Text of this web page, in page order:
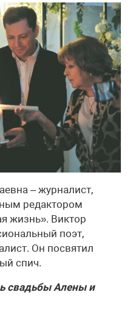
– журналист,
редактором
жизнь». Виктор
поэт,
Он посвятил
спич.
свадьбы Алены и